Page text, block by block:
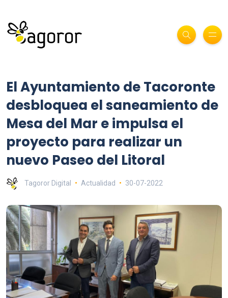
El Ayuntamiento de Tacoronte
desbloquea el saneamiento de
Mesa del Mar e impulsa el
proyecto para realizar un
nuevo Paseo del Litoral
Tagoror Digital Actualidad 30-07-2022